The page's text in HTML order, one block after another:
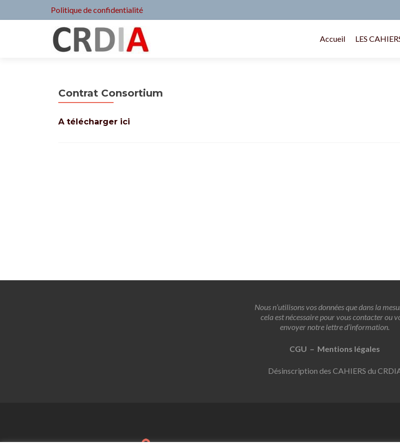
Politique de confidentialité
Accueil LES
Contrat Consortium
A télécharger ici
Nous n’utilisons vos données que dans la
cela est nécessaire pour vous contacter ou
envoyer notre lettre d’information.
CGU – Mentions légales
Désinscription des CAHIERS du